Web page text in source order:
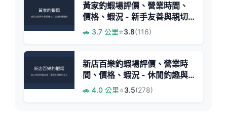
黃家釣蝦場評價、營業時間、
價格、蝦況 - 新手友善與親切
老闆
🚗 3.7 公里⭐3.8(116)
新店百樂釣蝦場評價、營業時
間、價格、蝦況 - 休閒釣趣與
親子體驗
🚗 4.0 公里⭐3.5(278)